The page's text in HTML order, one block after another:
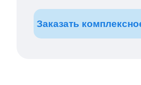
Заказать